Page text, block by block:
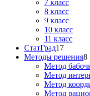
7 класс
8 класс
9 класс
10 класс
11 класс
СтатГрад17
Методы решения8
Метод
Метод
Метод
Метод